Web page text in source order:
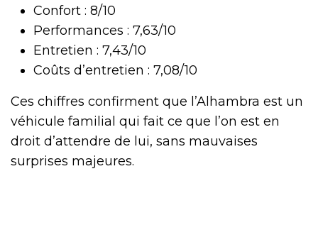
Confort : 8/10
Performances : 7,63/10
Entretien : 7,43/10
Coûts d’entretien : 7,08/10
Ces chiffres confirment que l’Alhambra est un
véhicule familial qui fait ce que l’on est en
droit d’attendre de lui, sans mauvaises
surprises majeures.